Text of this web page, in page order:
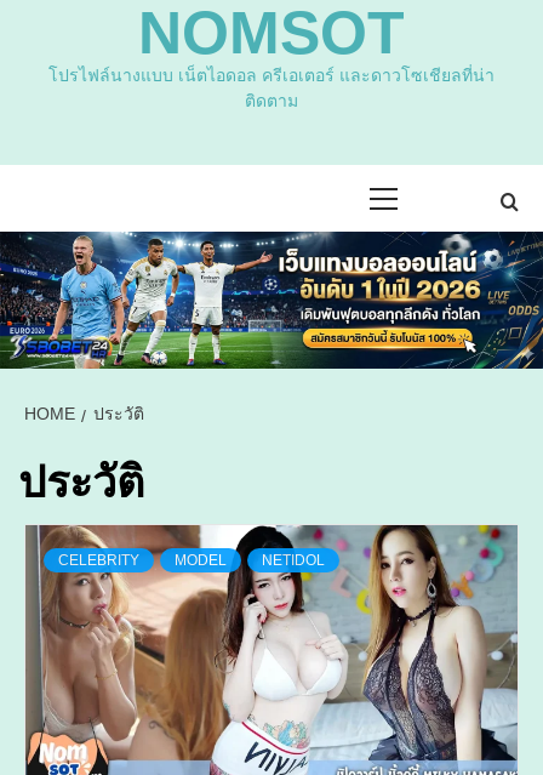
NOMSOT
โปรไฟล์นางแบบ เน็ตไอดอล ครีเอเตอร์ และดาวโซเชียลที่น่า
ติดตาม
HOME ประวัติ
ประวัติ
CELEBRITY MODEL NETIDOL